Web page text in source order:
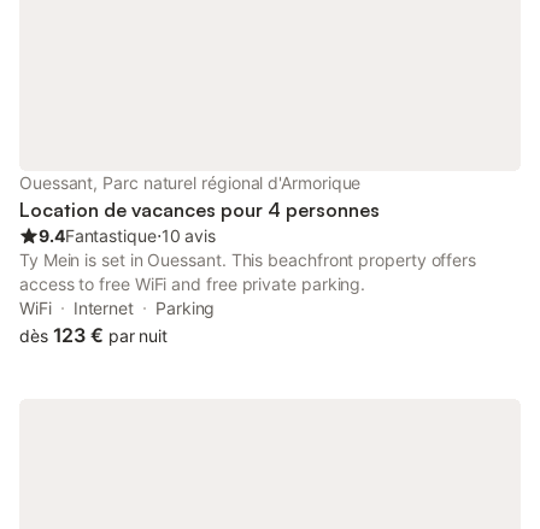
Ouessant, Parc naturel régional d'Armorique
Location de vacances pour 4 personnes
9.4Fantastique⋅10 avis
Ty Mein is set in Ouessant. This beachfront property offers
access to free WiFi and free private parking.
WiFi
Internet
Parking
dès 123 € par nuit